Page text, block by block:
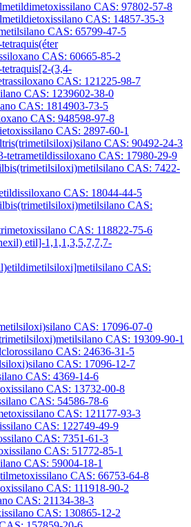
CAS: 97802-57-8
CAS: 14857-35-3
CAS: 65799-47-5
CAS: 60665-85-2
(3,4-
CAS: 121225-98-7
CAS: 1239602-38-0
CAS: 1814903-73-5
CAS: 948598-97-8
CAS: 2897-60-1
CAS: 90492-24-3
CAS: 17980-29-9
CAS: 7422-
CAS: 18044-44-5
CAS:
CAS: 118822-75-6
etil]-1,1,1,3,5,7,7,7-
CAS:
CAS: 17096-07-0
CAS: 19309-90-1
CAS: 24636-31-5
CAS: 17096-12-7
CAS: 4369-14-6
CAS: 13732-00-8
CAS: 54586-78-6
CAS: 121177-93-3
CAS: 122749-49-9
CAS: 7351-61-3
CAS: 51772-85-1
CAS: 59004-18-1
CAS: 66753-64-8
CAS: 111918-90-2
CAS: 21134-38-3
CAS: 130865-12-2